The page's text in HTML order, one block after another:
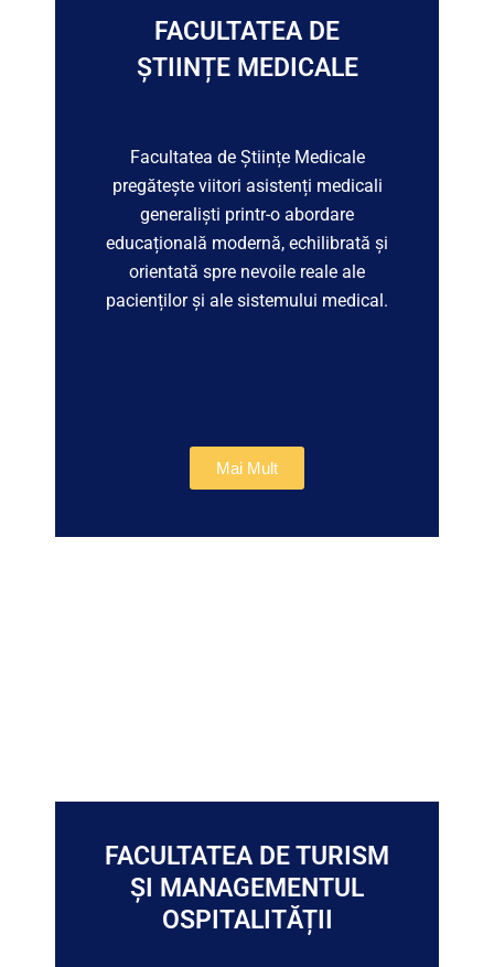
FACULTATEA DE
ȘTIINȚE MEDICALE
Facultatea de Științe Medicale
pregătește viitori asistenți medicali
generaliști printr-o abordare
educațională modernă, echilibrată și
orientată spre nevoile reale ale
pacienților și ale sistemului medical.
Mai Mult
FACULTATEA DE TURISM
ȘI MANAGEMENTUL
OSPITALITĂȚII